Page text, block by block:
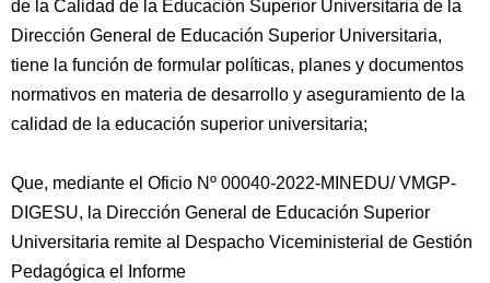
de la Calidad de la Educación Superior Universitaria de la
Dirección General de Educación Superior Universitaria,
tiene la función de formular políticas, planes y documentos
normativos en materia de desarrollo y aseguramiento de la
calidad de la educación superior universitaria;
Que, mediante el Oficio Nº 00040-2022-MINEDU/ VMGP-
DIGESU, la Dirección General de Educación Superior
Universitaria remite al Despacho Viceministerial de Gestión
Pedagógica el Informe